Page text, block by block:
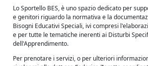
Lo Sportello BES, è uno spazio dedicato per
e genitori riguardo la normativa e la
Bisogni Educativi Speciali, ivi compresi
e per tutte le tematiche inerenti ai Disturbi
dell'Apprendimento.
Per prenotare i servizi, o per ulteriori